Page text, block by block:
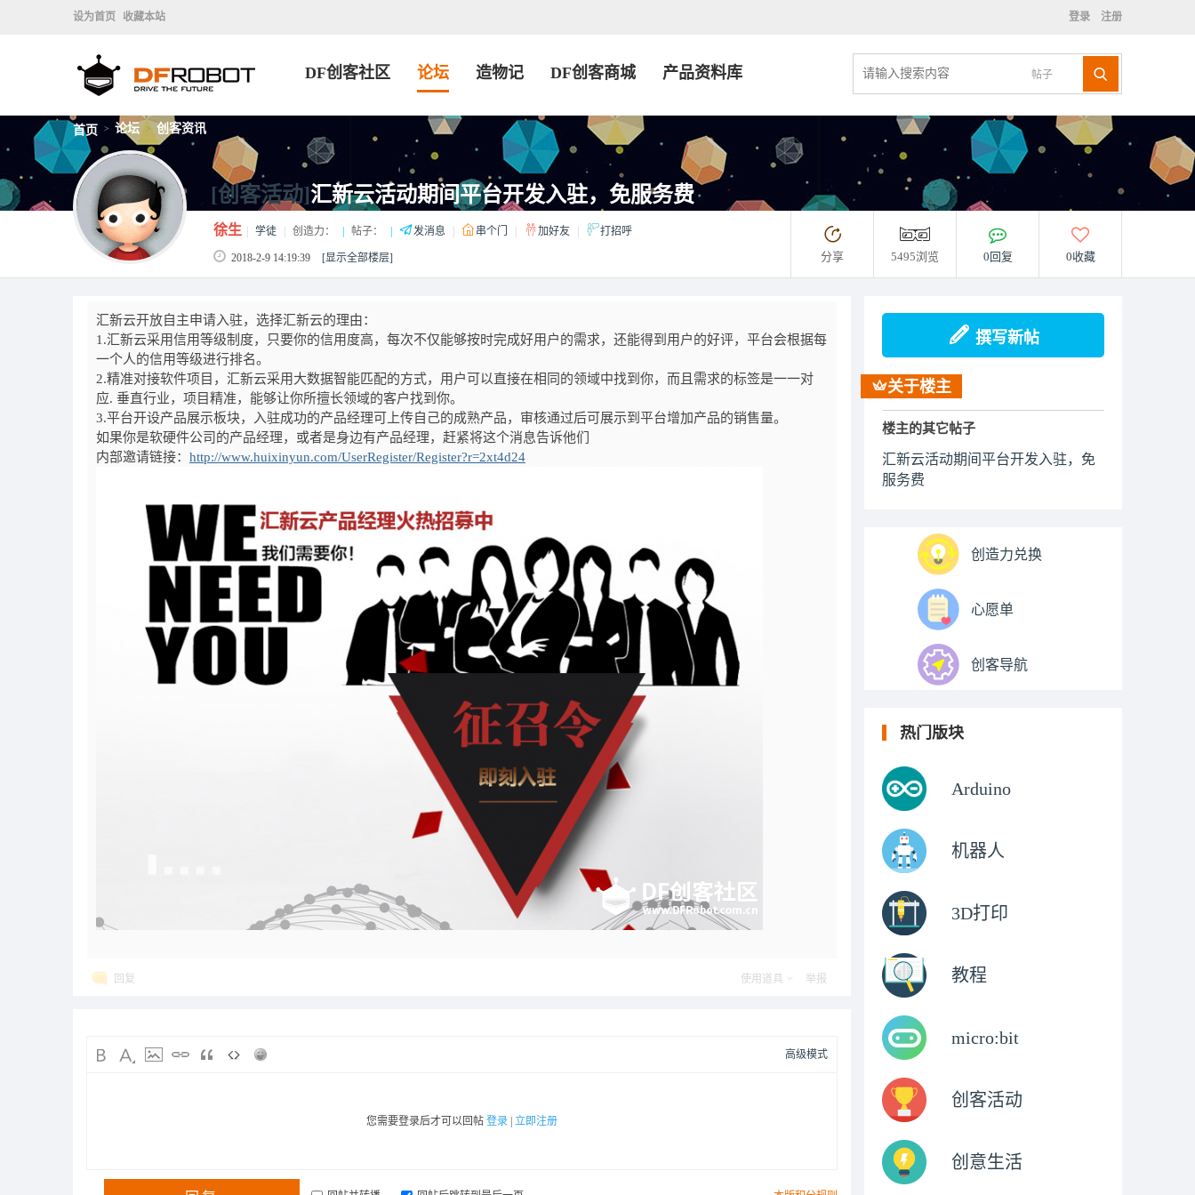
设为首页 收藏本站 登录 注册
帖子
DF创客社区 论坛 造物记 DF创客商城 产品资料库
首页 > 论坛 > 创客资讯
[创客活动]汇新云活动期间平台开发入驻，免服务费
徐生 学徒 创造力： 帖子： 发消息 串个门 加好友 打招呼
2018-2-9 14:19:39 [显示全部楼层] 分享 5495浏览 0回复 0收藏
汇新云开放自主申请入驻，选择汇新云的理由：
1.汇新云采用信用等级制度，只要你的信用度高，每次不仅能够按时完成好用户的需求，还能得到用户的好评，平台会根据每
一个人的信用等级进行排名。
2.精准对接软件项目，汇新云采用大数据智能匹配的方式，用户可以直接在相同的领域中找到你，而且需求的标签是一一对
应. 垂直行业，项目精准，能够让你所擅长领域的客户找到你。
3.平台开设产品展示板块，入驻成功的产品经理可上传自己的成熟产品，审核通过后可展示到平台增加产品的销售量。
如果你是软硬件公司的产品经理，或者是身边有产品经理，赶紧将这个消息告诉他们
内部邀请链接： http://www.huixinyun.com/UserRegister/Register?r=2xt4d24
回复 使用道具 举报
高级模式
您需要登录后才可以回帖 登录 立即注册
撰写新帖
关于楼主
楼主的其它帖子
汇新云活动期间平台开发入驻，免
服务费
创造力兑换
心愿单
创客导航
热门版块
Arduino
机器人
3D打印
教程
micro:bit
创客活动
创意生活